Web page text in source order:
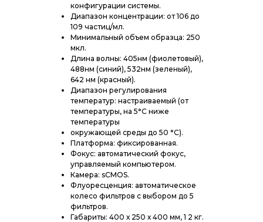
конфигурации системы.
Диапазон концентрации: от 106 до
109 частиц/мл.
Минимальный объем образца: 250
мкл.
Длина волны: 405нм (фиолетовый),
488нм (синий), 532нм (зеленый),
642 нм (красный).
Диапазон регулирования
температур: настраиваемый (от
температуры, на 5°C ниже
температуры
окружающей среды до 50 °C).
Платформа: фиксированная.
Фокус: автоматический фокус,
управляемый компьютером.
Камера: sCMOS.
Флуоресценция: автоматическое
колесо фильтров с выбором до 5
фильтров.
Габариты: 400 х 250 х 400 мм, 1 2 кг.